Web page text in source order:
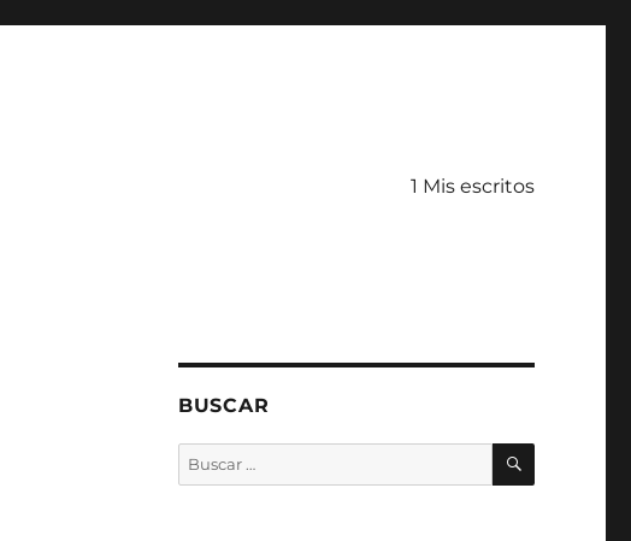
1 Mis escritos
BUSCAR
Buscar
por:
BUSCAR